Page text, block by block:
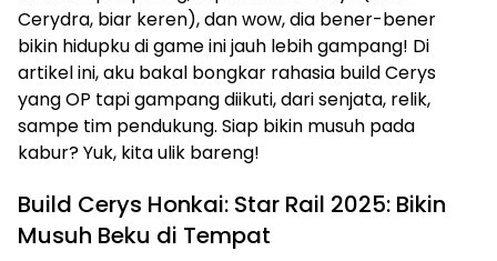
Cerydra, biar keren), dan wow, dia bener-bener
bikin hidupku di game ini jauh lebih gampang! Di
artikel ini, aku bakal bongkar rahasia build Cerys
yang OP tapi gampang diikuti, dari senjata, relik,
sampe tim pendukung. Siap bikin musuh pada
kabur? Yuk, kita ulik bareng!
Build Cerys Honkai: Star Rail 2025: Bikin
Musuh Beku di Tempat